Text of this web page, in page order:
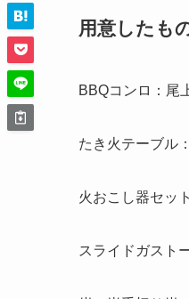
用意したも
BBQコンロ：尾
たき火テーブル
火おこし器セッ
スライドガスト